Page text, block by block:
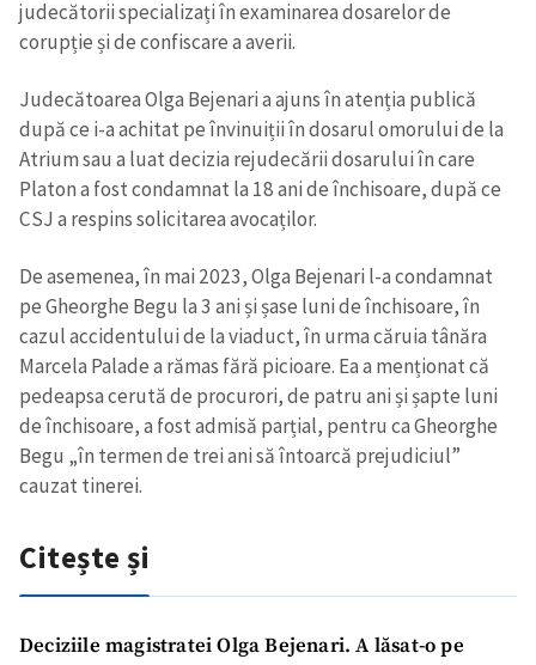
Trimite o informație
Despre ZdG
in English
на русском
judecătorii specializați în examinarea dosarelor de
corupție și de confiscare a averii.
Judecătoarea Olga Bejenari a ajuns în atenția publică
după ce i-a achitat pe învinuiții în dosarul omorului de la
Atrium sau a luat decizia rejudecării dosarului în care
Platon a fost condamnat la 18 ani de închisoare, după ce
CSJ a respins solicitarea avocaților.
De asemenea, în mai 2023, Olga Bejenari l-a condamnat
pe Gheorghe Begu la 3 ani și șase luni de închisoare, în
cazul accidentului de la viaduct, în urma căruia tânăra
Marcela Palade a rămas fără picioare. Ea a menționat că
pedeapsa cerută de procurori, de patru ani și șapte luni
de închisoare, a fost admisă parțial, pentru ca Gheorghe
Begu „în termen de trei ani să întoarcă prejudiciul”
cauzat tinerei.
Citește și
Deciziile magistratei Olga Bejenari. A lăsat-o pe